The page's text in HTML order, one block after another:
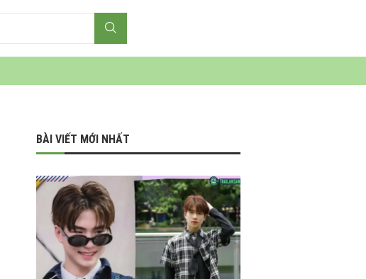
BÀI VIẾT MỚI NHẤT